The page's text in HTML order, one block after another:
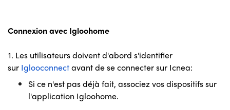
Connexion avec Igloohome
1. Les utilisateurs doivent d'abord s'identifier
sur Iglooconnectavant de se connecter sur Icnea:
Si ce n'est pas déjà fait, associez vos dispositifs sur
l'application Igloohome.